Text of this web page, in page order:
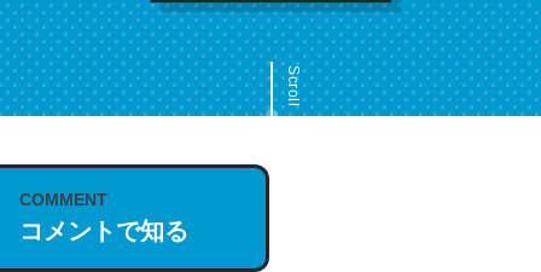
Scroll
COMMENT
コメントで知る
これは名文。彼はとてもクレバーなんだろうなと凄く思